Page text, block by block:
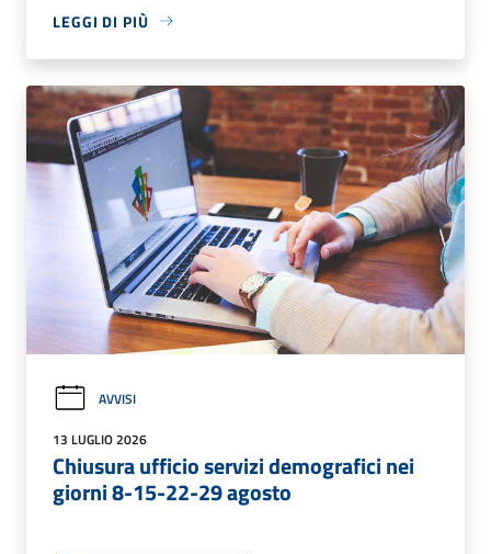
LEGGI DI PIÙ
AVVISI
13 LUGLIO 2026
Chiusura ufficio servizi demografici nei
giorni 8-15-22-29 agosto